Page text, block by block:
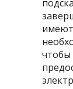
чтобы